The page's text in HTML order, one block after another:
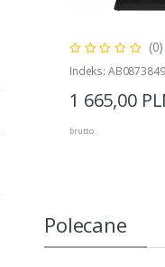
(0)
Indeks: AB0873849
1 665,00
brutto
Polecane